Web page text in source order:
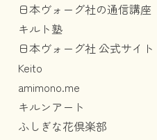
日本ヴォーグ社の通信講座
キルト塾
日本ヴォーグ社 公式サイト
Keito
amimono.me
キルンアート
ふしぎな花倶楽部